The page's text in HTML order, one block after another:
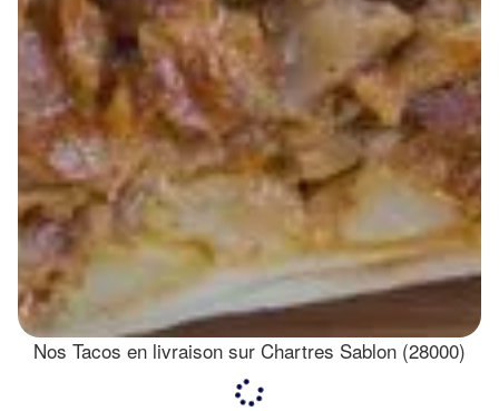
Nos Tacos en livraison sur Chartres Sablon (28000)